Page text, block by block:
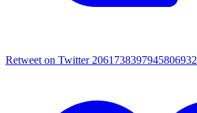
Retweet on Twitter 2061738397945806932